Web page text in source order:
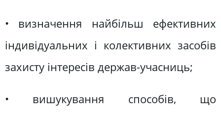
• визначення найбільш ефективних
індивідуальних і колективних засобів
захисту інтересів держав-учасниць;
• вишукування способів, що